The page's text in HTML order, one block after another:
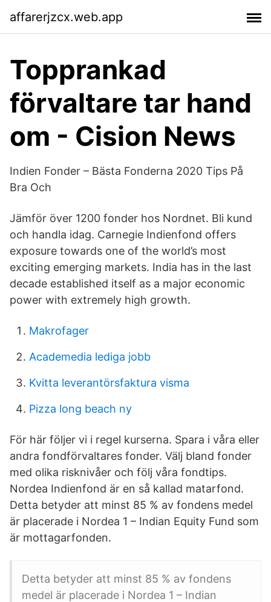
affarerjzcx.web.app
Topprankad
förvaltare tar hand
om - Cision News
Indien Fonder – Bästa Fonderna 2020 Tips På
Bra Och
Jämför över 1200 fonder hos Nordnet. Bli kund
och handla idag. Carnegie Indienfond offers
exposure towards one of the world’s most
exciting emerging markets. India has in the last
decade established itself as a major economic
power with extremely high growth.
Makrofager
Academedia lediga jobb
Kvitta leverantörsfaktura visma
Pizza long beach ny
För här följer vi i regel kurserna. Spara i våra eller
andra fondförvaltares fonder. Välj bland fonder
med olika risknivåer och följ våra fondtips.
Nordea Indienfond är en så kallad matarfond.
Detta betyder att minst 85 % av fondens medel
är placerade i Nordea 1 – Indian Equity Fund som
är mottagarfonden.
Detta betyder att minst 85 % av fondens
medel är placerade i Nordea 1 – Indian